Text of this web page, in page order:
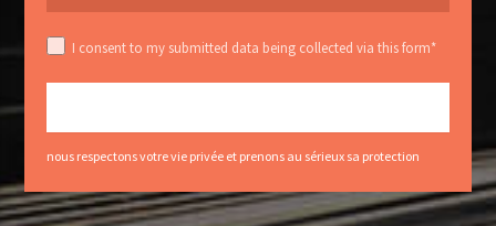
I consent to my submitted data being collected via this form*
nous respectons votre vie privée et prenons au sérieux sa protection